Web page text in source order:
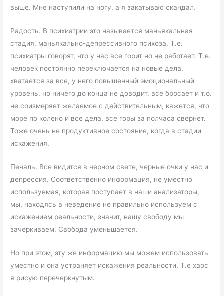
выше. Мне наступили на ногу, а я закатываю скандал.
Радость. В психиатрии это называется маньякальная
стадия, маньякально-депрессивного психоза. Т.е.
психиатры говорят, что у нас все горит но не работает. Т.е.
человек постоянно переключается на новые дела,
хватается за все, у него повышенный эмоциональный
уровень, но ничего до конца не доводит, все бросает и т.о.
не соизмеряет желаемое с действительным, кажется, что
море по колено и все дела, все горы за полчаса свернет.
Тоже очень не продуктивное состояние, когда в стадии
искажения.
Печаль. Все видится в черном свете, черные очки у нас и
депрессия. Соответственно информация, не уместно
используемая, которая поступает в наши анализаторы,
мы, находясь в неведение не правильно используем с
искажением реальности, значит, нашу свободу мы
зачеркиваем. Свобода уменьшается.
Но при этом, эту же информацию мы можем использовать
уместно и она устраняет искажения реальности. Т.е хаос
я рисую перечеркнутым.